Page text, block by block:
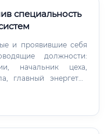
специальность
и проявившие себя
должности:
начальник цеха,
главный энергетик
инженера крупной